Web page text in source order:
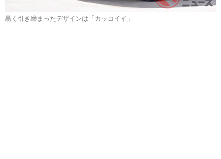
黒く引き締まったデザインは「カッコイイ」